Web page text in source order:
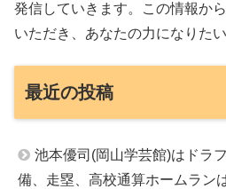
発信していきます。この情報か
いただき、あなたの力になりた
最近の投稿
池本優司(岡山学芸館)はドラ
備、走塁、高校通算ホームラン